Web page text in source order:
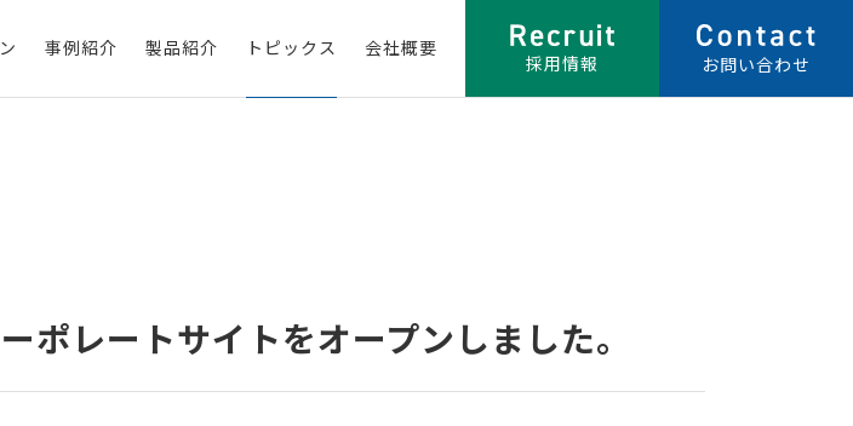
事例紹介 製品紹介 トピックス 会社概要
採用情報 お問い合わせ
ポレートサイトをオープンしました。